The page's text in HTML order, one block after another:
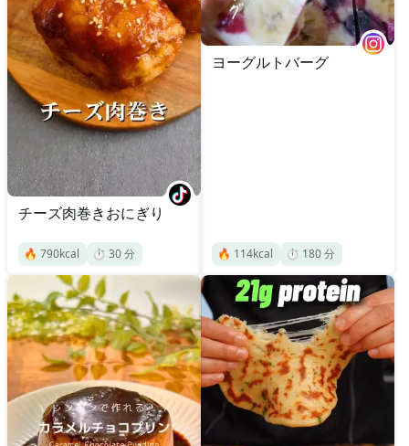
チーズ肉巻きおにぎり
🔥 790kcal ⏱️ 30分
ヨーグルトバーグ
🔥 114kcal ⏱️ 180分